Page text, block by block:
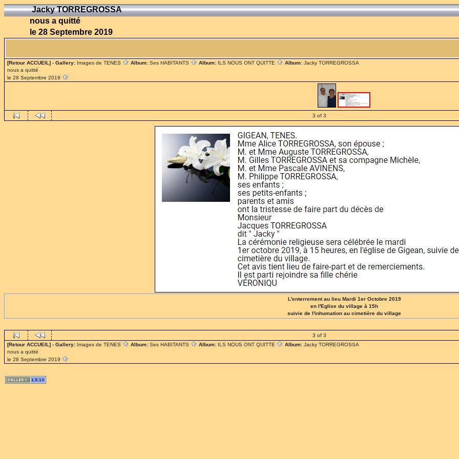
Jacky TORREGROSSA
nous a quitté
le 28 Septembre 2019
[Retour ACCUEIL] - Gallery: Images de TENES Album: Ses HABITANTS Album: ILS NOUS ONT QUITTE Album: Jacky TORREGROSSA
nous a quitté
le 28 Septembre 2019
3 of 3
L'enterrement au lieu Mardi 1er Octobre 2019
en l'Eglise du village à 15h
suivie de l'inhumation au cimetière du village
3 of 3
[Retour ACCUEIL] - Gallery: Images de TENES Album: Ses HABITANTS Album: ILS NOUS ONT QUITTE Album: Jacky TORREGROSSA
nous a quitté
le 28 Septembre 2019